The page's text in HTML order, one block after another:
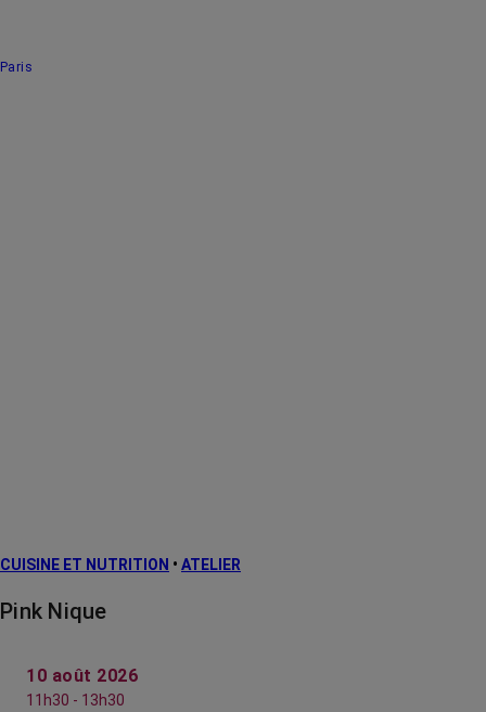
Paris
CUISINE ET NUTRITION • ATELIER
Pink Nique
10 août 2026
11h30 - 13h30